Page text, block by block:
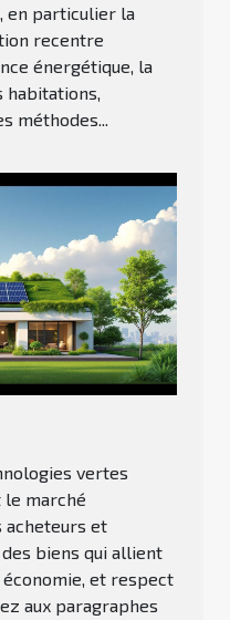
en particulier la
recentre
énergétique, la
méthodes...
vertes
marché
acheteurs et
biens qui allient
et respect
aux paragraphes